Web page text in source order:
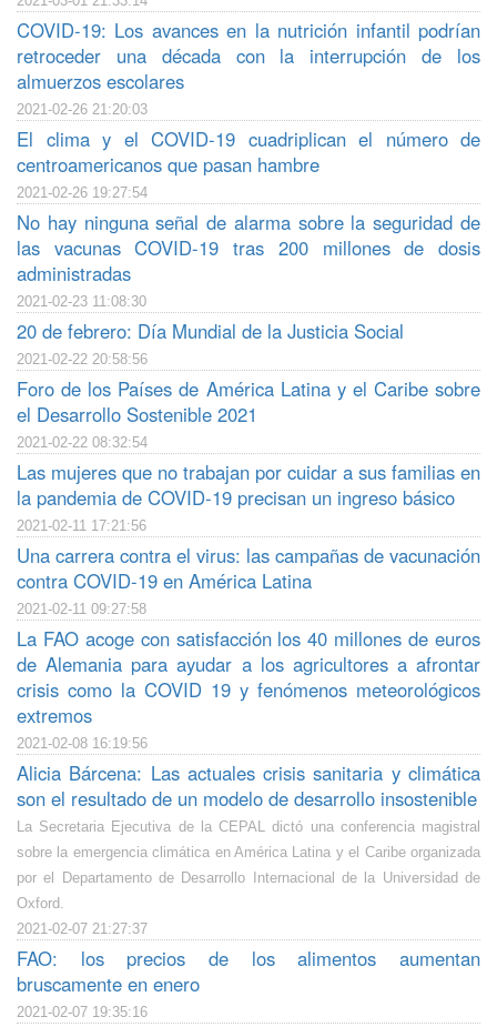
COVID-19: Los avances en la nutrición infantil podrían
retroceder una década con la interrupción de los
almuerzos escolares
2021-02-26 21:20:03
El clima y el COVID-19 cuadriplican el número de
centroamericanos que pasan hambre
2021-02-26 19:27:54
No hay ninguna señal de alarma sobre la seguridad de
las vacunas COVID-19 tras 200 millones de dosis
administradas
2021-02-23 11:08:30
20 de febrero: Día Mundial de la Justicia Social
2021-02-22 20:58:56
Foro de los Países de América Latina y el Caribe sobre
el Desarrollo Sostenible 2021
2021-02-22 08:32:54
Las mujeres que no trabajan por cuidar a sus familias en
la pandemia de COVID-19 precisan un ingreso básico
2021-02-11 17:21:56
Una carrera contra el virus: las campañas de vacunación
contra COVID-19 en América Latina
2021-02-11 09:27:58
La FAO acoge con satisfacción los 40 millones de euros
de Alemania para ayudar a los agricultores a afrontar
crisis como la COVID 19 y fenómenos meteorológicos
extremos
2021-02-08 16:19:56
Alicia Bárcena: Las actuales crisis sanitaria y climática
son el resultado de un modelo de desarrollo insostenible
La Secretaria Ejecutiva de la CEPAL dictó una conferencia magistral
sobre la emergencia climática en América Latina y el Caribe organizada
por el Departamento de Desarrollo Internacional de la Universidad de
Oxford.
2021-02-07 21:27:37
FAO: los precios de los alimentos aumentan
bruscamente en enero
2021-02-07 19:35:16